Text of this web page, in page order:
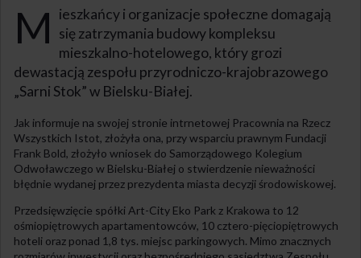
M
ieszkańcy i organizacje społeczne domagają
się zatrzymania budowy kompleksu
mieszkalno-hotelowego, który grozi
dewastacją zespołu przyrodniczo-krajobrazowego
„Sarni Stok” w Bielsku-Białej.
Jak informuje na swojej stronie intrnetowej Pracownia na Rzecz
Wszystkich Istot, złożyła ona, przy wsparciu prawnym Fundacji
Frank Bold, złożyło wniosek do Samorządowego Kolegium
Odwoławczego w Bielsku-Białej o stwierdzenie nieważności
błędnie wydanej przez prezydenta miasta decyzji środowiskowej.
Przedsięwzięcie spółki Art-City Eko Park z Krakowa to 12
ośmiopiętrowych apartamentowców, 10 cztero-pięciopiętrowych
hoteli oraz ponad 1,8 tys. miejsc parkingowych. Mimo znacznych